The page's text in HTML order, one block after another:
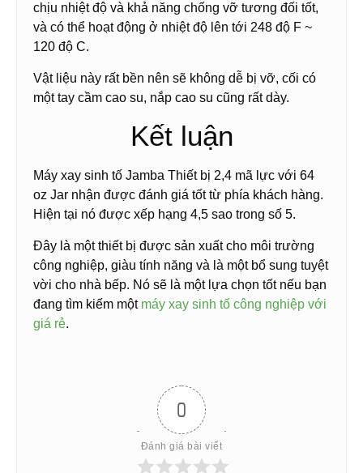
chịu nhiệt độ và khả năng chống vỡ tương đối tốt,
và có thể hoạt động ở nhiệt độ lên tới 248 độ F ~
120 độ C.
Vật liệu này rất bền nên sẽ không dễ bị vỡ, cối có
một tay cầm cao su, nắp cao su cũng rất dày.
Kết luận
Máy xay sinh tố Jamba Thiết bị 2,4 mã lực với 64
oz Jar nhận được đánh giá tốt từ phía khách hàng.
Hiện tại nó được xếp hạng 4,5 sao trong số 5. ​​
Đây là một thiết bị được sản xuất cho môi trường
công nghiệp, giàu tính năng và là một bổ sung tuyệt
vời cho nhà bếp. Nó sẽ là một lựa chọn tốt nếu bạn
đang tìm kiếm một máy xay sinh tố công nghiệp với
giá rẻ.
0
Đánh giá bài viết